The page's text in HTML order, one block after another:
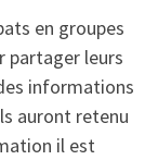
en groupes
partager leurs
informations
auront retenu
il est